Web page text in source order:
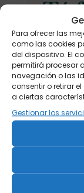
Para ofrecer las
como las cookies
del dispositivo. El
permitirá procesar
navegación o las
consentir o retirar
a ciertas
Gestionar los